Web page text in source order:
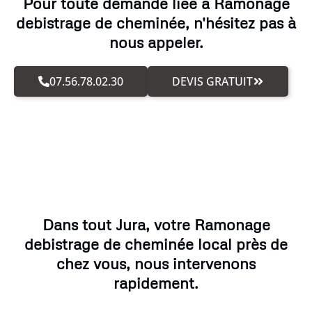
debistrage de cheminée, n'hésitez pas à
nous appeler.
07.56.78.02.30 DEVIS GRATUIT
Dans tout Jura, votre Ramonage
debistrage de cheminée local près de
chez vous, nous intervenons
rapidement.